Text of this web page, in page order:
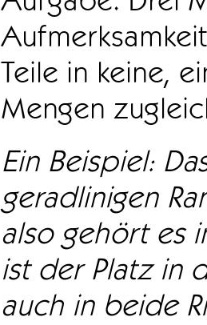
Teile in keine,
Mengen
Ein Beispiel:
geradlinigen
also gehört es
ist der Platz in
auch in beide